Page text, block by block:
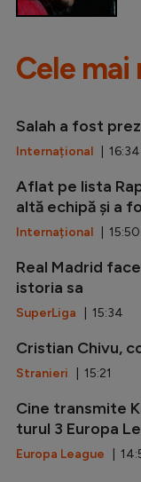
Cele mai
Salah a fost
Internațional | 16:34
Aflat pe lista
altă echipă și a
Internațional | 15:50
Real Madrid
istoria sa
SuperLiga | 15:34
Cristian Chivu,
Stranieri | 15:21
Cine transmite
turul 3 Europa
Europa League |